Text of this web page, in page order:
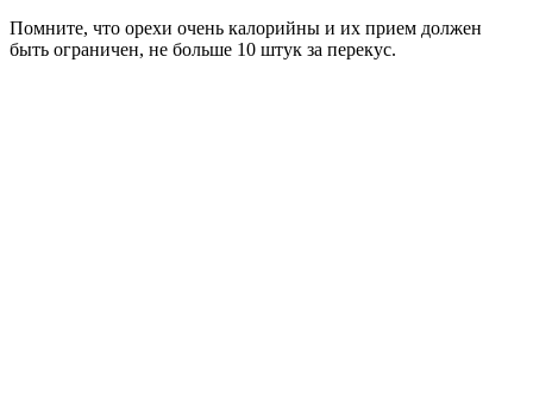
Помните, что орехи очень калорийны и их прием должен
быть ограничен, не больше 10 штук за перекус.